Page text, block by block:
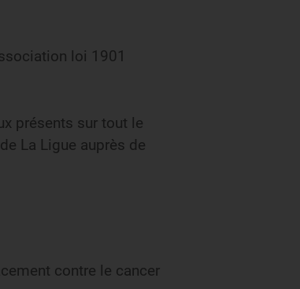
loi 1901
présents sur tout le
La Ligue auprès de
contre le cancer